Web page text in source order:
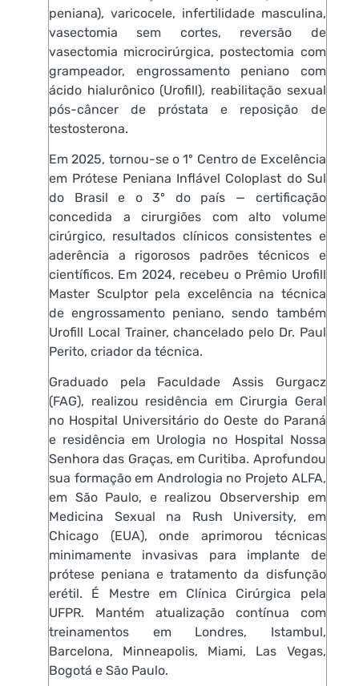
peniana), varicocele, infertilidade masculina,
vasectomia sem cortes, reversão de
vasectomia microcirúrgica, postectomia com
grampeador, engrossamento peniano com
ácido hialurônico (Urofill), reabilitação sexual
pós-câncer de próstata e reposição de
testosterona.
Em 2025, tornou-se o 1º Centro de Excelência
em Prótese Peniana Inflável Coloplast do Sul
do Brasil e o 3º do país — certificação
concedida a cirurgiões com alto volume
cirúrgico, resultados clínicos consistentes e
aderência a rigorosos padrões técnicos e
científicos. Em 2024, recebeu o Prêmio Urofill
Master Sculptor pela excelência na técnica
de engrossamento peniano, sendo também
Urofill Local Trainer, chancelado pelo Dr. Paul
Perito, criador da técnica.
Graduado pela Faculdade Assis Gurgacz
(FAG), realizou residência em Cirurgia Geral
no Hospital Universitário do Oeste do Paraná
e residência em Urologia no Hospital Nossa
Senhora das Graças, em Curitiba. Aprofundou
sua formação em Andrologia no Projeto ALFA,
em São Paulo, e realizou Observership em
Medicina Sexual na Rush University, em
Chicago (EUA), onde aprimorou técnicas
minimamente invasivas para implante de
prótese peniana e tratamento da disfunção
erétil. É Mestre em Clínica Cirúrgica pela
UFPR. Mantém atualização contínua com
treinamentos em Londres, Istambul,
Barcelona, Minneapolis, Miami, Las Vegas,
Bogotá e São Paulo.